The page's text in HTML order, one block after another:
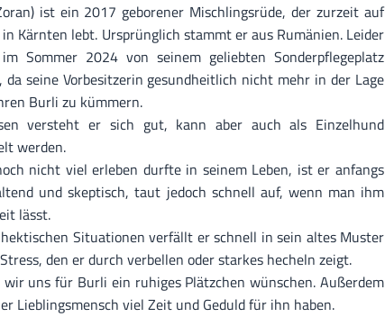
ist ein 2017 geborener Mischlingsrüde, der zurzeit auf
Kärnten lebt. Ursprünglich stammt er aus Rumänien. Leider
Sommer 2024 von seinem geliebten Sonderpflegeplatz
da seine Vorbesitzerin gesundheitlich nicht mehr in der Lage
Burli zu kümmern.
versteht er sich gut, kann aber auch als Einzelhund
werden.
nicht viel erleben durfte in seinem Leben, ist er anfangs
und skeptisch, taut jedoch schnell auf, wenn man ihm
lässt.
Situationen verfällt er schnell in sein altes Muster
den er durch verbellen oder starkes hecheln zeigt.
uns für Burli ein ruhiges Plätzchen wünschen. Außerdem
Lieblingsmensch viel Zeit und Geduld für ihn haben.